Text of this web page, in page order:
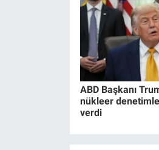
ABD Başkanı
nükleer
verdi